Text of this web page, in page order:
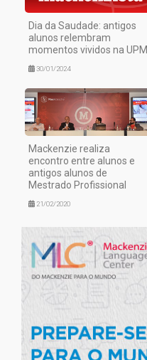
Dia da Saudade: antigos
alunos relembram
momentos vividos na UPM
30/01/2024
Mackenzie realiza
encontro entre alunos e
antigos alunos de
Mestrado Profissional
21/02/2020